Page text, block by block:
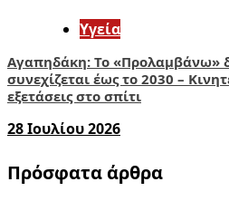
Υγεία
Αγαπηδάκη: Το «Προλαμβάνω»
συνεχίζεται έως το 2030 –
εξετάσεις στο σπίτι
28 Ιουλίου 2026
Πρόσφατα άρθρα